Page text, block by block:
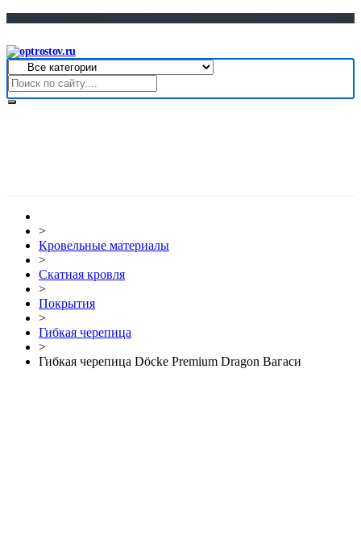
>
Кровельные материалы
>
Скатная кровля
>
Покрытия
>
Гибкая черепица
>
Гибкая черепица Döcke Premium Dragon Вагаси